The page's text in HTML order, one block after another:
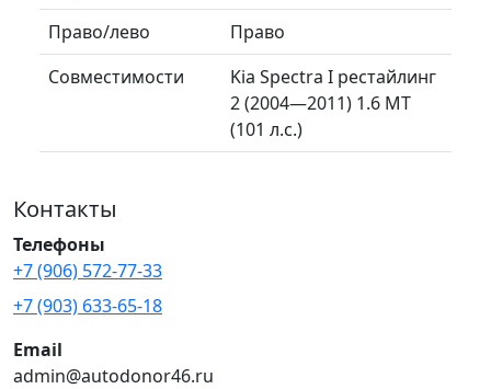
Право/лево
Право
Совместимости
Kia Spectra I рестайлинг
2 (2004—2011) 1.6 MT
(101 л.с.)
Контакты
Телефоны
+7 (906) 572-77-33
+7 (903) 633-65-18
Email
admin@autodonor46.ru